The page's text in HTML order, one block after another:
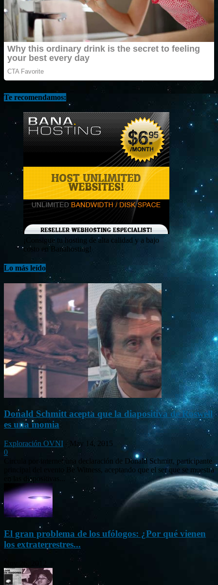
Te recomendamos:
¡Consigue tu hosting de alta calidad y a bajo
costo en Banahosting!
Lo más leído
Donald Schmitt acepta que la diapositiva de Roswell
es una momia
Exploración OVNI - May 14, 2015
0
Circula por internet una declaración de Donald Schmitt, participante
principal del evento Be Witness, aceptando que el ser que se muestra
en las diapositivas...
El gran problema de los ufólogos: ¿Por qué vienen
los extraterrestres...